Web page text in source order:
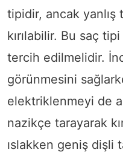
tipidir, ancak yanlış
kırılabilir. Bu saç
tercih edilmelidir.
görünmesini
elektriklenmeyi de
nazikçe tarayarak
ıslakken geniş dişli